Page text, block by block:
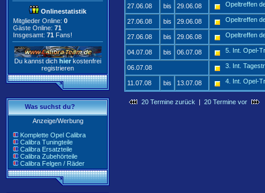
Onlinestatistik
Mitglieder Online: 0
Gäste Online: 71
Insgesamt: 71 Fans!
Du kannst dich hier kostenfrei
registrieren
Was suchst du?
Anzeige/Werbung
Komplette Opel Calibra
Calibra Tuningteile
Calibra Ersatzteile
Calibra Zubehörteile
Calibra Felgen / Räder
27.06.08 bis 29.06.08 Opeltreffen
27.06.08 bis 29.06.08 Opeltreffen
27.06.08 bis 29.06.08 Opeltreffen
04.07.08 bis 06.07.08 5. Int. Opel-
06.07.08 3. Int.
11.07.08 bis 13.07.08 4. Int. Opel-
20 Termine zurück | 20 Termine vor